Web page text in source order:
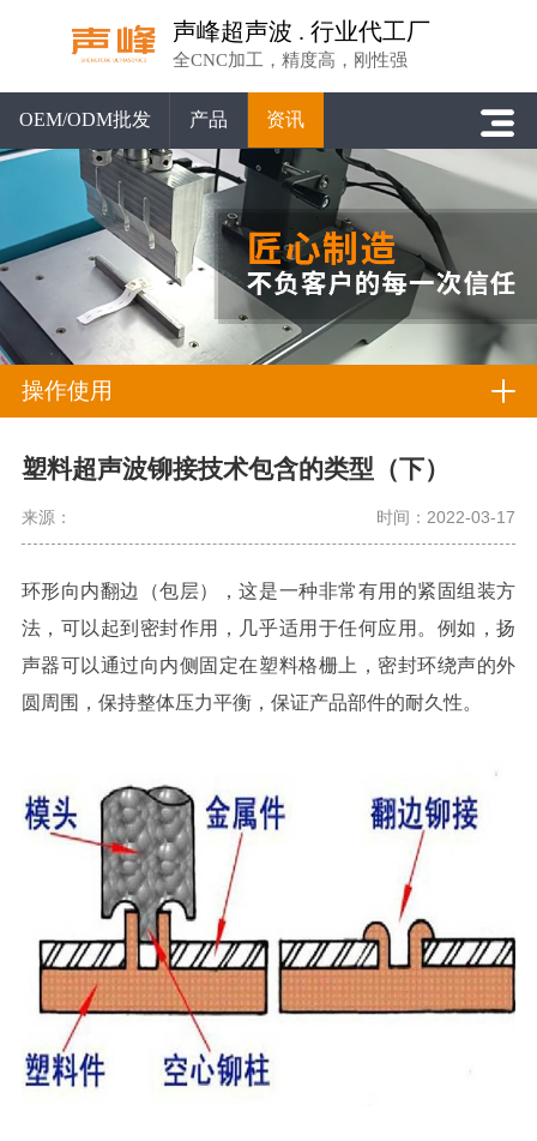
声峰超声波 . 行业代工厂
全CNC加工，精度高，刚性强
OEM/ODM批发 产品 资讯
操作使用
塑料超声波铆接技术包含的类型（下）
来源： 时间：2022-03-17
环形向内翻边（包层），这是一种非常有用的紧固组装方
法，可以起到密封作用，几乎适用于任何应用。例如，扬
声器可以通过向内侧固定在塑料格栅上，密封环绕声的外
圆周围，保持整体压力平衡，保证产品部件的耐久性。